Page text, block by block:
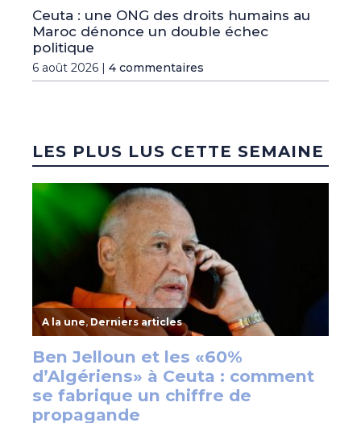
Ceuta : une ONG des droits humains au
Maroc dénonce un double échec
politique
6 août 2026 | 4 commentaires
LES PLUS LUS CETTE SEMAINE